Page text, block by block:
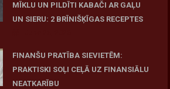
MĪKLU UN PILDĪTI KABAČI AR GAĻU
UN SIERU: 2 BRĪNIŠĶĪGAS RECEPTES
FINANŠU PRATĪBA SIEVIETĒM:
PRAKTISKI SOĻI CEĻĀ UZ FINANSIĀLU
NEATKARĪBU